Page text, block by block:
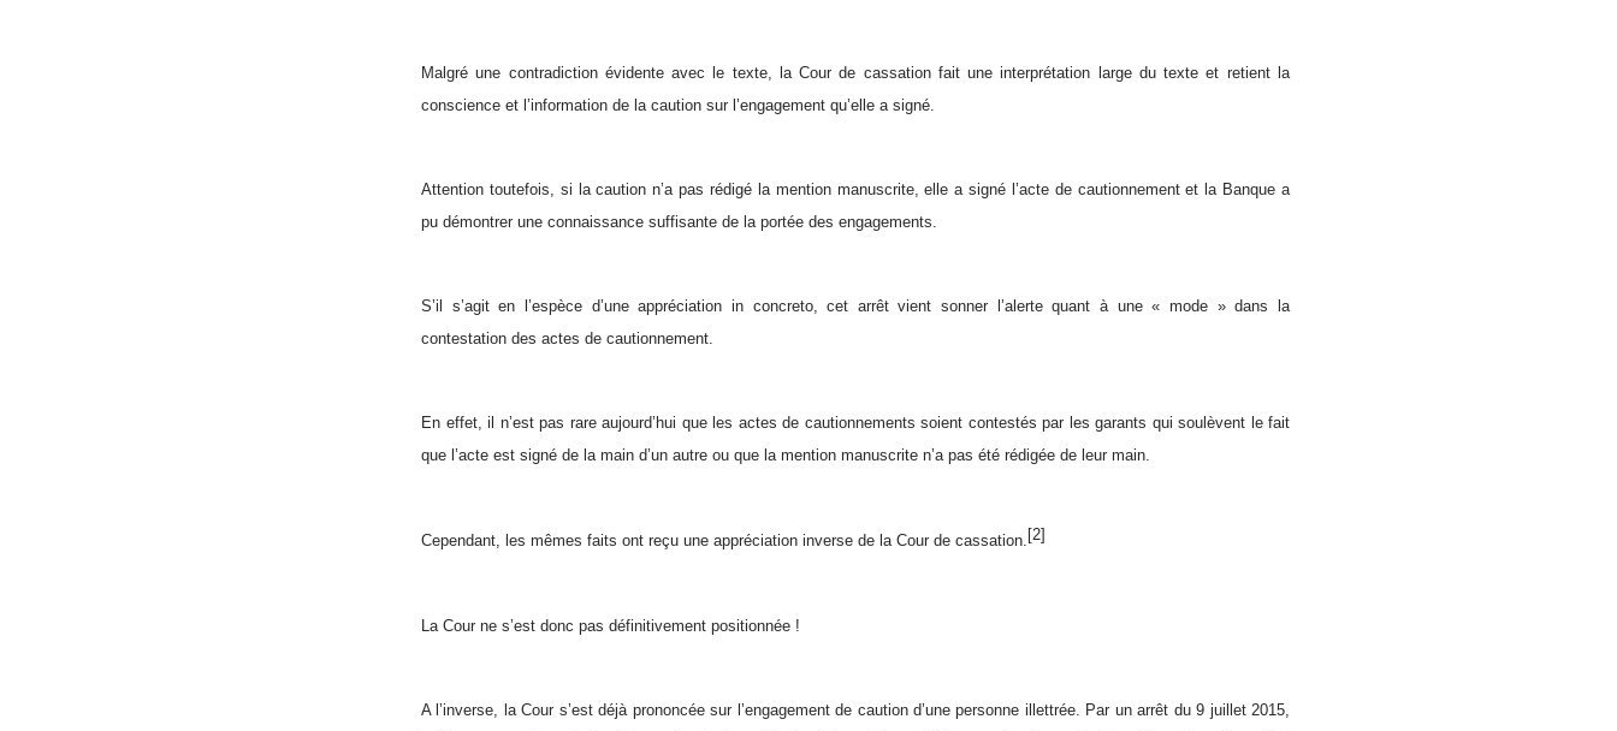
Malgré une contradiction évidente avec le texte, la Cour de cassation fait une interprétation large du texte et retient la
conscience et l’information de la caution sur l’engagement qu’elle a signé.
Attention toutefois, si la caution n’a pas rédigé la mention manuscrite, elle a signé l’acte de cautionnement et la Banque a
pu démontrer une connaissance suffisante de la portée des engagements.
S’il s’agit en l’espèce d’une appréciation in concreto, cet arrêt vient sonner l’alerte quant à une « mode » dans la
contestation des actes de cautionnement.
En effet, il n’est pas rare aujourd’hui que les actes de cautionnements soient contestés par les garants qui soulèvent le fait
que l’acte est signé de la main d’un autre ou que la mention manuscrite n’a pas été rédigée de leur main.
Cependant, les mêmes faits ont reçu une appréciation inverse de la Cour de cassation. [2]
La Cour ne s’est donc pas définitivement positionnée !
A l’inverse, la Cour s’est déjà prononcée sur l’engagement de caution d’une personne illettrée. Par un arrêt du 9 juillet 2015,